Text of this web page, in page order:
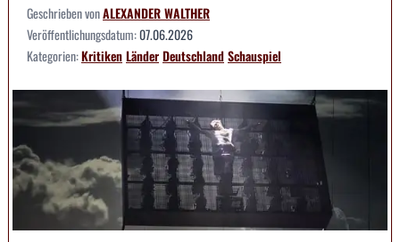
Geschrieben vonALEXANDER WALTHER
Veröffentlichungsdatum:07.06.2026
Kategorien:KritikenLänderDeutschlandSchauspiel